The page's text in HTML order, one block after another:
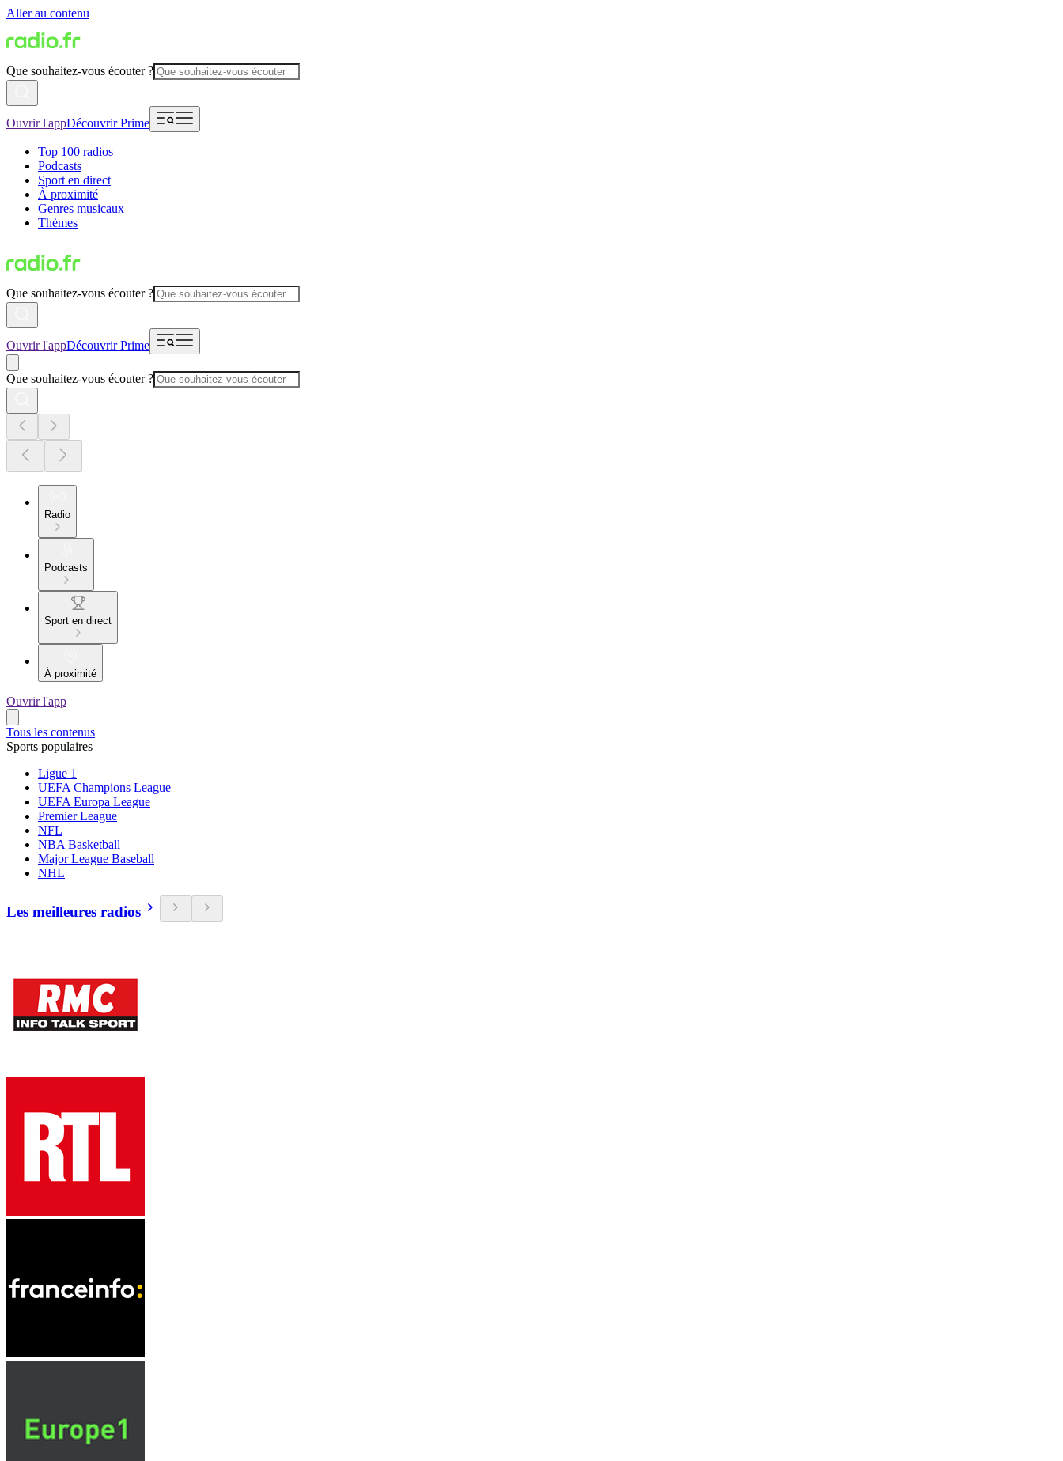
Aller au contenu
Que souhaitez-vous écouter ?
Ouvrir l'appDécouvrir Prime
Top 100 radios
Podcasts
Sport en direct
À proximité
Genres musicaux
Thèmes
Que souhaitez-vous écouter ?
Ouvrir l'appDécouvrir Prime
Que souhaitez-vous écouter ?
Radio
Podcasts
Sport en direct
À proximité
Ouvrir l'app
Tous les contenus
Sports populaires
Ligue 1
UEFA Champions League
UEFA Europa League
Premier League
NFL
NBA Basketball
Major League Baseball
NHL
Les meilleures radios